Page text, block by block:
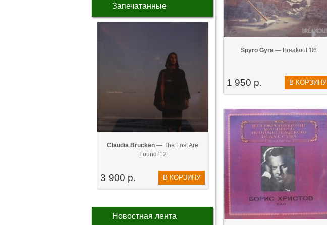
Запечатанные
Claudia Brucken — The Lost Are
Found '12
3 900 р. В КОРЗИНУ
Новостная лента
Spyro Gyra — Breakout '86
1 950 р. В КОРЗИНУ